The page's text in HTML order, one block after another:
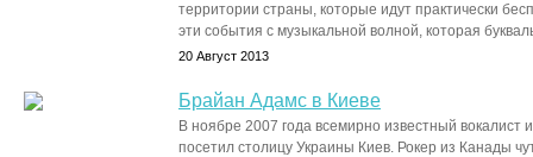
территории страны, которые идут практически
эти события с музыкальной волной, которая
20 Август 2013
Брайан Адамс в Киеве
В ноябре 2007 года всемирно известный вокалист
посетил столицу Украины Киев. Рокер из Канады